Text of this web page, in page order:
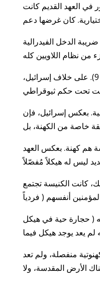
العهد القديم كانت
كان غرضها دعم
الدخل الفيدرالية
من نظام اللاويين كله
مع كهنته وهيكله ( 2 أخ 24: 6، 9). على خلاف إسرائيل،
بعكس إسرائيل، فإن
خاصة من الكهنة، بل
هم كهنة. بعكس العهد
ليس له هيكلاً مُفصّلاً
كانت الكنيسة تجتمع
أنفسهم ( فردياً
( حجارة حية في هيكل
لم يعد يوجد هيكل فيما
منفصلة، ولم تعد
الأرض المقدسة، ولا